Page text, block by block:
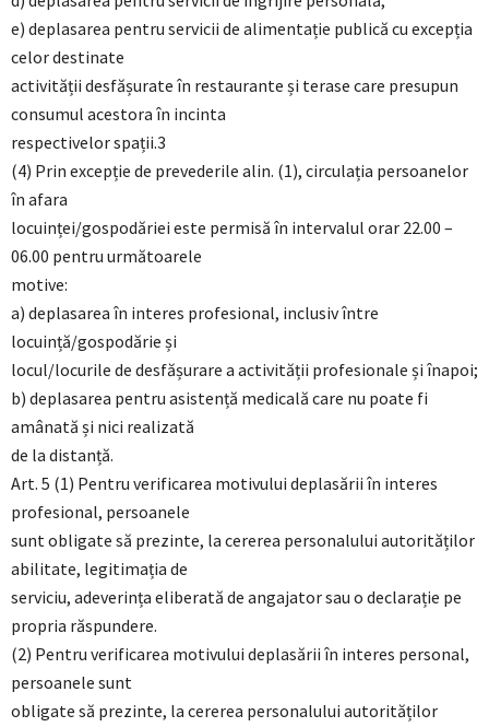
e) deplasarea pentru servicii de alimentație publică cu excepția
celor destinate
activității desfășurate în restaurante și terase care presupun
consumul acestora în incinta
respectivelor spații.3
(4) Prin excepție de prevederile alin. (1), circulația persoanelor
în afara
locuinței/gospodăriei este permisă în intervalul orar 22.00 –
06.00 pentru următoarele
motive:
a) deplasarea în interes profesional, inclusiv între
locuință/gospodărie și
locul/locurile de desfășurare a activității profesionale și înapoi;
b) deplasarea pentru asistență medicală care nu poate fi
amânată și nici realizată
de la distanță.
Art. 5 (1) Pentru verificarea motivului deplasării în interes
profesional, persoanele
sunt obligate să prezinte, la cererea personalului autorităților
abilitate, legitimația de
serviciu, adeverința eliberată de angajator sau o declarație pe
propria răspundere.
(2) Pentru verificarea motivului deplasării în interes personal,
persoanele sunt
obligate să prezinte, la cererea personalului autorităților